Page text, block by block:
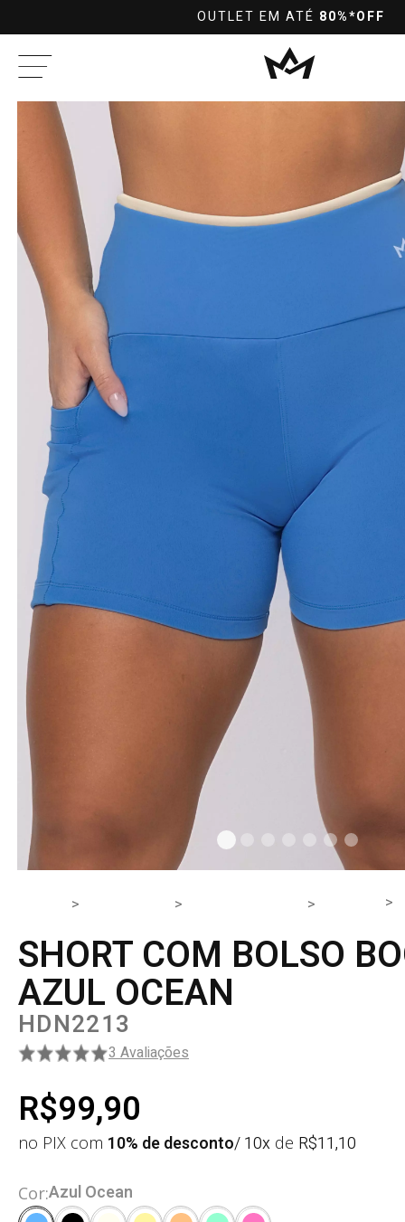
PRA PAGAMENTOS NO PIX
SHORT COM BOLSO
AZUL OCEAN
HDN2213
3 Avaliações
R$99,90
no PIX com 10% de desconto/ 10x de R$11,10
Cor:Azul Ocean